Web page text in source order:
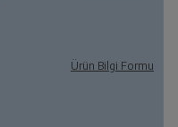
Ürün Bilgi Formu